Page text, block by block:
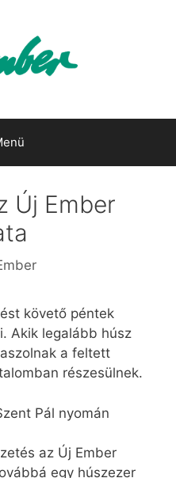
Új Ember
követő péntek
Akik legalább húsz
a feltett
részesülnek.
Pál nyomán
az Új Ember
egy húszezer